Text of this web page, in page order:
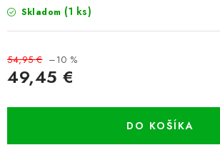
Navštívte našu predajňu vo Dvoroch nad
Skladom (1 ks)
54,95 € –10 %
49,45 €
DO KOŠÍKA